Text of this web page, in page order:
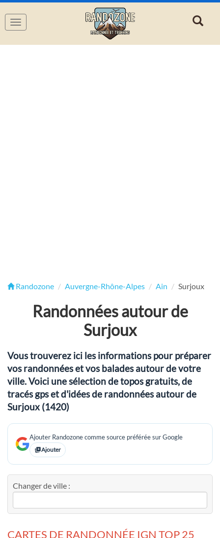
Navigation
Randozone Auvergne-Rhône-Alpes Ain Surjoux
Randonnées autour de
Surjoux
Vous trouverez ici les informations pour préparer
vos randonnées et vos balades autour de votre
ville. Voici une sélection de topos gratuits, de
tracés gps et d'idées de randonnées autour de
Surjoux (1420)
Ajouter Randozone comme source préférée sur Google
Ajouter
Changer de ville :
CARTES DE RANDONNÉE IGN TOP 25